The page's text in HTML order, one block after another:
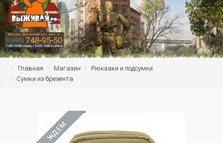
Главная Магазин
Рюкзаки и подсумки
Сумки из брезента
ЖДЁМ